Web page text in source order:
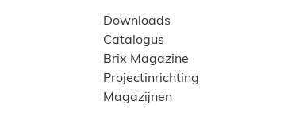
Downloads
Catalogus
Brix Magazine
Projectinrichting
Magazijnen